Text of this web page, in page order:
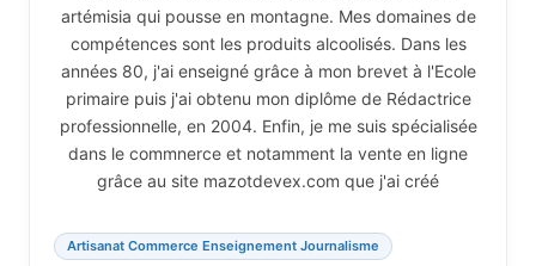
artémisia qui pousse en montagne. Mes domaines de
compétences sont les produits alcoolisés. Dans les
années 80, j'ai enseigné grâce à mon brevet à l'Ecole
primaire puis j'ai obtenu mon diplôme de Rédactrice
professionnelle, en 2004. Enfin, je me suis spécialisée
dans le commnerce et notamment la vente en ligne
grâce au site mazotdevex.com que j'ai créé
Artisanat Commerce Enseignement Journalisme